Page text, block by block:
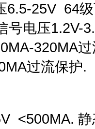
25V 64级
压1.2V-
320MA过
过流保护.
<500MA. 静